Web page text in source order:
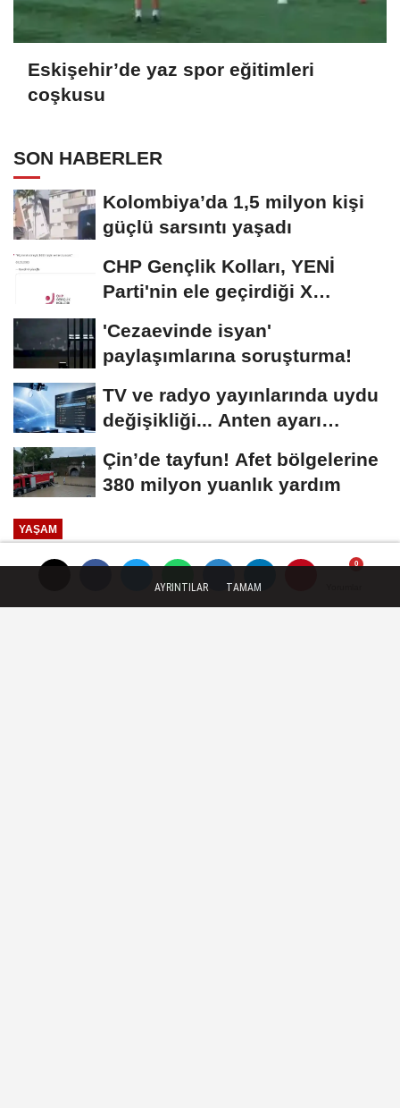
Eskişehir’de yaz spor eğitimleri
coşkusu
SON HABERLER
Kolombiya’da 1,5 milyon kişi
güçlü sarsıntı yaşadı
CHP Gençlik Kolları, YENİ
Parti'nin ele geçirdiği X
'Cezaevinde isyan'
paylaşımlarına soruşturma!
TV ve radyo yayınlarında uydu
değişikliği... Anten ayarı
Çin’de tayfun! Afet bölgelerine
380 milyon yuanlık yardım
YAŞAM
Yayınlanma: 16 Mart 2026 - 15:54
KVKK'dan VERBİS hatırlatması...
AYRINTILAR TAMAM